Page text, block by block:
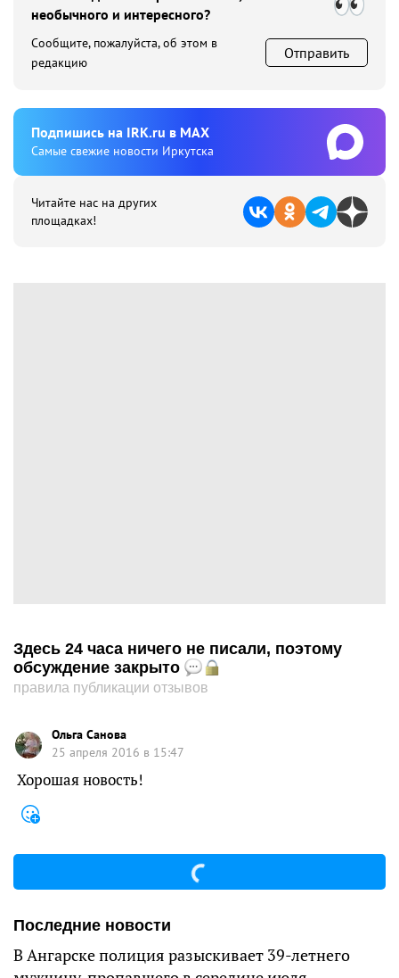
необычного и интересного?
Сообщите, пожалуйста, об этом в
редакцию
Отправить
Подпишиcь на IRK.ru в MAX
Cамые свежие новости Иркутска
Читайте нас на других
площадках!
Здесь 24 часа ничего не писали, поэтому
обсуждение закрыто
правила публикации отзывов
Ольга Санова
25 апреля 2016 в 15:47
Хорошая новость!
Последние новости
В Ангарске полиция разыскивает 39-летнего